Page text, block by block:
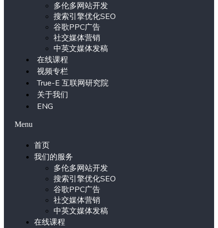
多伦多网站开发
搜索引擎优化SEO
谷歌PPC广告
社交媒体营销
中英文媒体发稿
在线课程
视频专栏
True-E 互联网研究院
关于我们
ENG
Menu
首页
我们的服务
多伦多网站开发
搜索引擎优化SEO
谷歌PPC广告
社交媒体营销
中英文媒体发稿
在线课程